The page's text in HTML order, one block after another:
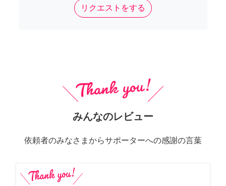
リクエストをする
みんなのレビュー
依頼者のみなさまからサポーターへの感謝の言葉